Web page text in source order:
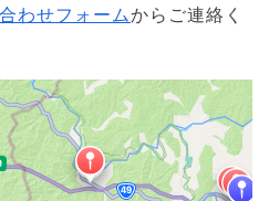
わせフォームからご連絡く